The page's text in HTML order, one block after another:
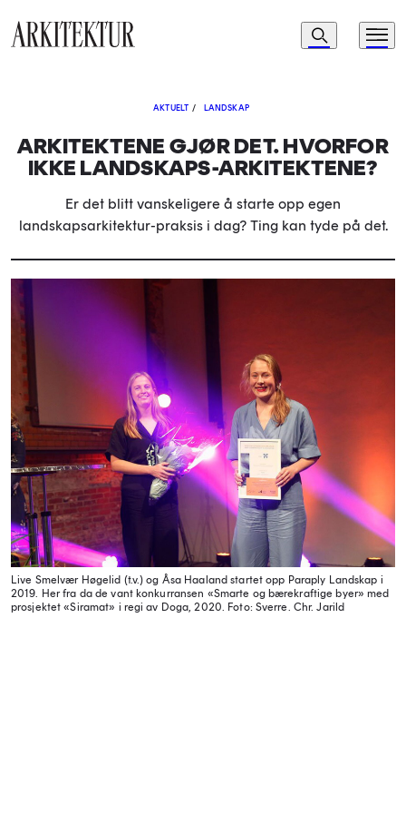
Navigasjon
Søk Meny
AKTUELT / LANDSKAP
ARKITEKTENE GJØR DET. HVORFOR
IKKE LANDSKAPS-ARKITEKTENE?
Er det blitt vanskeligere å starte opp egen
landskapsarkitektur-praksis i dag? Ting kan tyde på det.
Live Smelvær Høgelid (t.v.) og Åsa Haaland startet opp Paraply Landskap i
2019. Her fra da de vant konkurransen «Smarte og bærekraftige byer» med
prosjektet «Siramat» i regi av Doga, 2020. Foto: Sverre. Chr. Jarild